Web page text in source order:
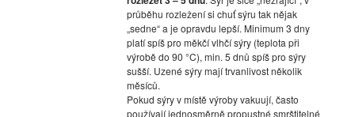
průběhu rozležení si chuť sýru tak nějak
„sedne“ a je opravdu lepší. Minimum 3 dny
platí spíš pro měkčí vlhčí sýry (teplota při
výrobě do 90 °C), min. 5 dnů spíš pro sýry
sušší. Uzené sýry mají trvanlivost několik
měsíců.
Pokud sýry v místě výroby vakuují, často
používají jednosměrně propustné smrštitelné